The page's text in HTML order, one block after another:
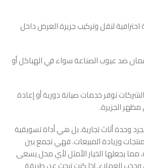
لنقل وتركيب جزيرة العرض داخل
ضد عيوب الصناعة سواء في الهياكل أو
توفر خدمات صيانة دورية أو إعادة
الجزيرة.
وحدة أثاث تجارية، بل هي أداة تسويقية
وزيادة المبيعات. فهي تجمع بين
مما يجعلها الخيار الأمثل لأي محل يسعى